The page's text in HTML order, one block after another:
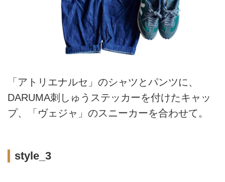
「アトリエナルセ」のシャツとパンツに、
DARUMA刺しゅうステッカーを付けたキャッ
プ、「ヴェジャ」のスニーカーを合わせて。
style_3